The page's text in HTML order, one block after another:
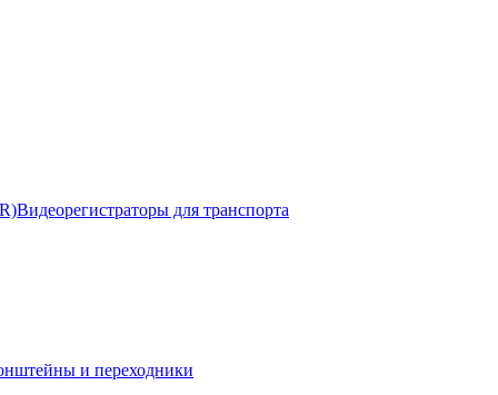
Видеорегистраторы для транспорта
и переходники